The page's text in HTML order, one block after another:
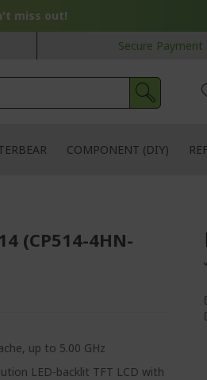
miss out!
Secure Payment
COMPONENT (DIY)
(CP514-4HN-
up to 5.00 GHz
LED-backlit TFT LCD with